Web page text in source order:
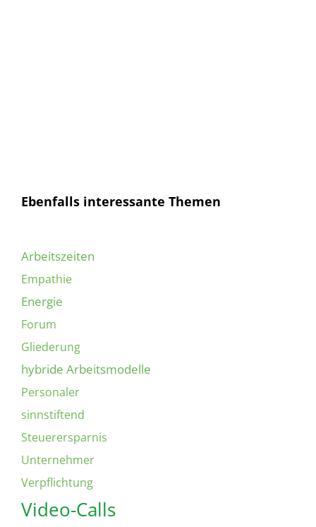
Ebenfalls interessante Themen
Arbeitszeiten
Empathie
Energie
Forum
Gliederung
hybride Arbeitsmodelle
Personaler
sinnstiftend
Steuerersparnis
Unternehmer
Verpflichtung
Video-Calls